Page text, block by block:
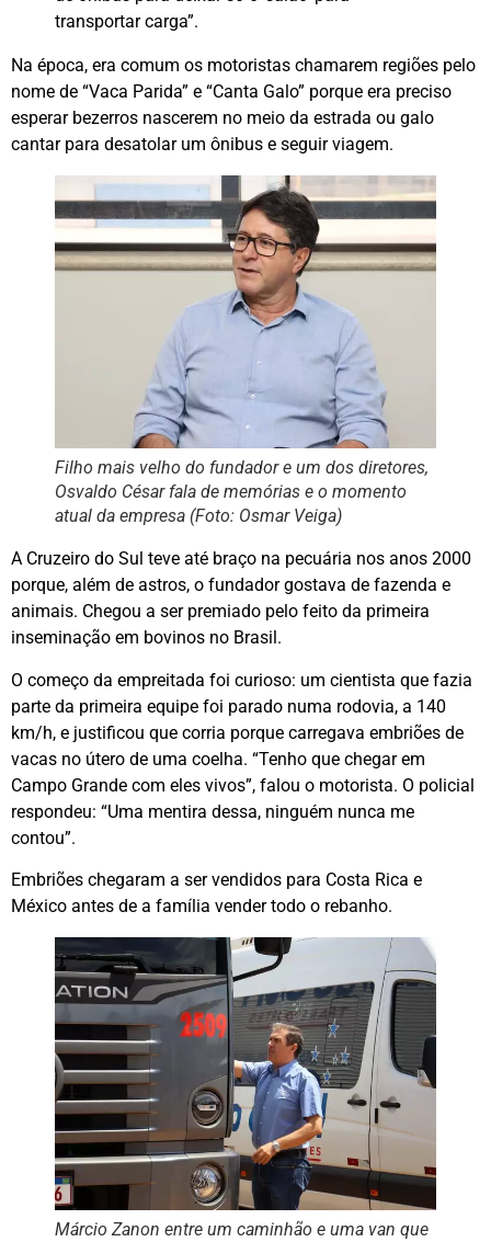
transportar carga”.
Na época, era comum os motoristas chamarem regiões pelo
nome de “Vaca Parida” e “Canta Galo” porque era preciso
esperar bezerros nascerem no meio da estrada ou galo
cantar para desatolar um ônibus e seguir viagem.
Filho mais velho do fundador e um dos diretores,
Osvaldo César fala de memórias e o momento
atual da empresa (Foto: Osmar Veiga)
A Cruzeiro do Sul teve até braço na pecuária nos anos 2000
porque, além de astros, o fundador gostava de fazenda e
animais. Chegou a ser premiado pelo feito da primeira
inseminação em bovinos no Brasil.
O começo da empreitada foi curioso: um cientista que fazia
parte da primeira equipe foi parado numa rodovia, a 140
km/h, e justificou que corria porque carregava embriões de
vacas no útero de uma coelha. “Tenho que chegar em
Campo Grande com eles vivos”, falou o motorista. O policial
respondeu: “Uma mentira dessa, ninguém nunca me
contou”.
Embriões chegaram a ser vendidos para Costa Rica e
México antes de a família vender todo o rebanho.
Márcio Zanon entre um caminhão e uma van que